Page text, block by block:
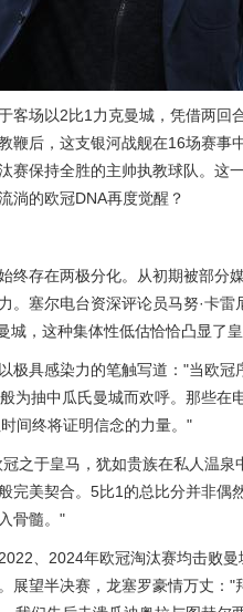
客场以2比1力克曼城，凭借两回
鞭后，这支银河战舰在16场赛事
保持全胜的主帅执教球队。这
淌的欧冠DNA再度觉醒？
终存在两极分化。从初期被部分
。塞尔电台资深评论员马努·卡
城，这种集体性低估恰恰凸显了
极具感染力的笔触写道："当欧
为抽中瓜氏曼城而欢呼。那些在
间终将证明信念的力量。"
之于皇马，犹如贵族在私人温
完美契合。5比1的总比分并非偶
骨髓。"
、2024年欧冠淘汰赛均击败
展望半决赛，龙塞罗豪情万丈：